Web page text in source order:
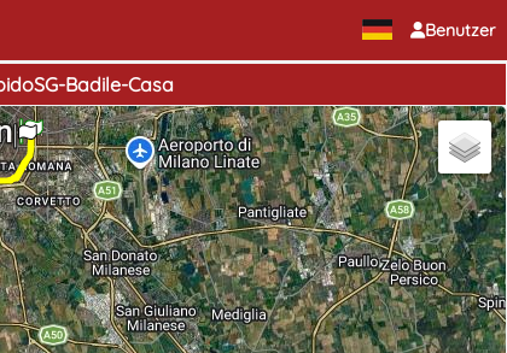
Benutzer
Badile-Casa
Start